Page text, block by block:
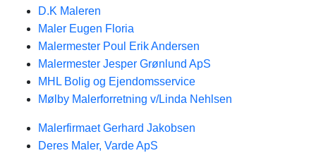
D.K Maleren
Maler Eugen Floria
Malermester Poul Erik Andersen
Malermester Jesper Grønlund ApS
MHL Bolig og Ejendomsservice
Mølby Malerforretning v/Linda Nehlsen
Malerfirmaet Gerhard Jakobsen
Deres Maler, Varde ApS